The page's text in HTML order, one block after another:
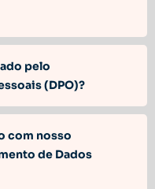
pelo
(DPO)?
com nosso
de Dados